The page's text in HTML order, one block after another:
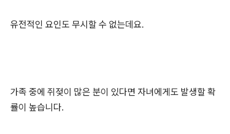
유전적인 요인도 무시할 수 없는데요.
가족 중에 쥐젖이 많은 분이 있다면 자녀에게도 발생할 확
률이 높습니다.